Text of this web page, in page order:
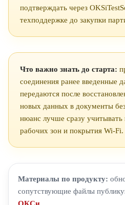
подтверждать через
техподдержке до закупки
Что важно знать до старта:
соединения ранее введенные
передаются после
новых данных в документы
нюанс лучше сразу учитывать
рабочих зон и покрытия Wi-Fi.
Материалы по продукту:
сопутствующие файлы